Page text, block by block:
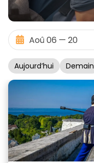
Aujourd’hui Demain